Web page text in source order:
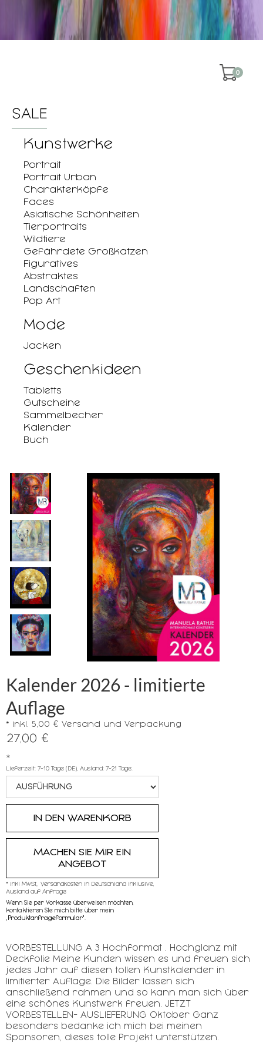
0
SALE
Kunstwerke
Portrait
Portrait Urban
Charakterköpfe
Faces
Asiatische Schönheiten
Tierportraits
Wildtiere
Gefährdete Großkatzen
Figuratives
Abstraktes
Landschaften
Pop Art
Mode
Jacken
Geschenkideen
Tabletts
Gutscheine
Sammelbecher
Kalender
Buch
Kalender 2026 - limitierte
Auflage
* inkl. 5,00 € Versand und Verpackung
27,00 €
*
Lieferzeit: 7-10 Tage (DE), Ausland: 7-21 Tage.
MACHEN SIE MIR EIN
ANGEBOT
* inkl MwSt,, Versandkosten in Deutschland inklusive,
Ausland auf Anfrage
Wenn Sie per Vorkasse überweisen möchten,
kontaktieren SIe mich bitte über mein
Produktanfrageformular"
VORBESTELLUNG A 3 Hochformat . Hochglanz mit
Deckfolie Meine Kunden wissen es und freuen sich
jedes Jahr auf diesen tollen Kunstkalender in
limitierter Auflage. Die Bilder lassen sich
anschließend rahmen und so kann man sich über
eine schönes Kunstwerk freuen. JETZT
VORBESTELLEN- AUSLIEFERUNG Oktober Ganz
besonders bedanke ich mich bei meinen
Sponsoren, dieses tolle Projekt unterstützen.